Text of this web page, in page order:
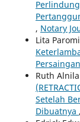
, Notary
Lita
Persaingan
Ruth
Setelah
Dibuatnya ,